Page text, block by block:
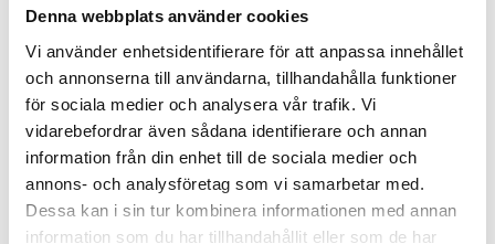
Denna webbplats använder cookies
Vi använder enhetsidentifierare för att anpassa innehållet
och annonserna till användarna, tillhandahålla funktioner
för sociala medier och analysera vår trafik. Vi
vidarebefordrar även sådana identifierare och annan
information från din enhet till de sociala medier och
annons- och analysföretag som vi samarbetar med.
Dessa kan i sin tur kombinera informationen med annan
information som du har tillhandahållit eller som de har
Ingrup Konsult & Entreprenad
AB
Srf Auktoriserade konsulter
Ingrid Ingrup
Auktoriserad Redovisningskonsult